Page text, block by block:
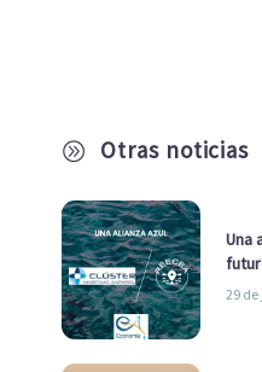
A Otras noticias
Una
29